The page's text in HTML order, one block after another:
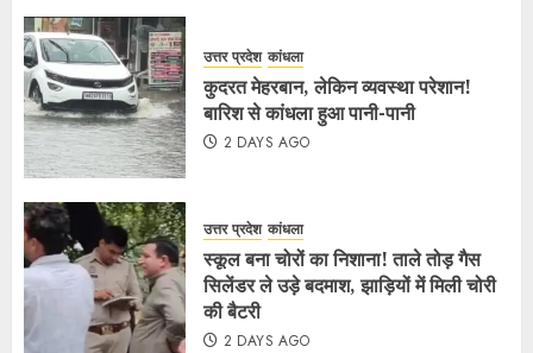
उत्तर प्रदेश कांधला
कुदरत मेहरबान, लेकिन व्यवस्था परेशान!
बारिश से कांधला हुआ पानी-पानी
2 DAYS AGO
उत्तर प्रदेश कांधला
स्कूल बना चोरों का निशाना! ताले तोड़ गैस
सिलेंडर ले उड़े बदमाश, झाड़ियों में मिली चोरी
की बैटरी
2 DAYS AGO